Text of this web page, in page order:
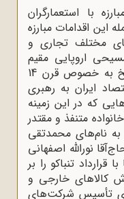
با استعمارگران
این اقدامات مبارزه
مختلف تجاری و
اروپایی مقیم
اصفهان بود. اصفهان در طول تاریخ به ‌خصوص قرن 14
ایران به رهبری
که در این زمینه
متنفذ و مقتدر
نام‌های محمدتقی
نورالله اصفهانی
تنباکو را بر
کالاهای خارجی و
تأسیس شرکت‌های